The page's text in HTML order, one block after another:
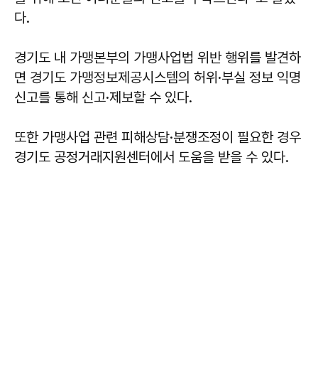
다.
경기도 내 가맹본부의 가맹사업법 위반 행위를 발견하
면 경기도 가맹정보제공시스템의 허위·부실 정보 익명
신고를 통해 신고·제보할 수 있다.
또한 가맹사업 관련 피해상담·분쟁조정이 필요한 경우
경기도 공정거래지원센터에서 도움을 받을 수 있다.